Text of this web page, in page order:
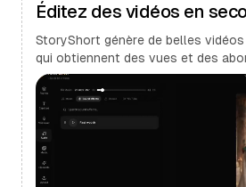
Éditez des vidéos en
StoryShort génère de belles
qui obtiennent des vues et des